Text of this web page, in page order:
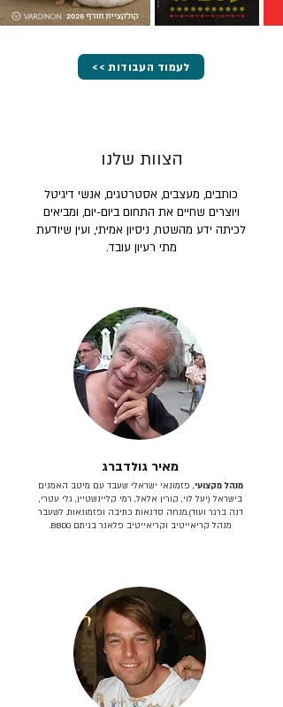
<< לעמוד העבודות
הצוות שלנו
כותבים, מעצבים, אסטרטגים, אנשי דיגיטל
ויוצרים שחיים את התחום ביום-יום, ומביאים
לכיתה ידע מהשטח, ניסיון אמיתי, ועין שיודעת
מתי רעיון עובד.
מאיר גולדברג
מנהל מקצועי, פזמונאי ישראלי שעבד עם מיטב האמנים
בישראל (יעל לוי, קורין אלאל, רמי קליינשטיין, גלי עטרי,
דנה ברגר ועוד).מנחה סדנאות כתיבה ופזמונאות. לשעבר
מנהל קריאייטיב וקריאייטיב פלאנר בגיתם BBDO.